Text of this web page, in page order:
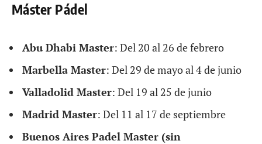
Máster Pádel
Abu Dhabi Master: Del 20 al 26 de febrero
Marbella Master: Del 29 de mayo al 4 de junio
Valladolid Master: Del 19 al 25 de junio
Madrid Master: Del 11 al 17 de septiembre
Buenos Aires Padel Master (sin